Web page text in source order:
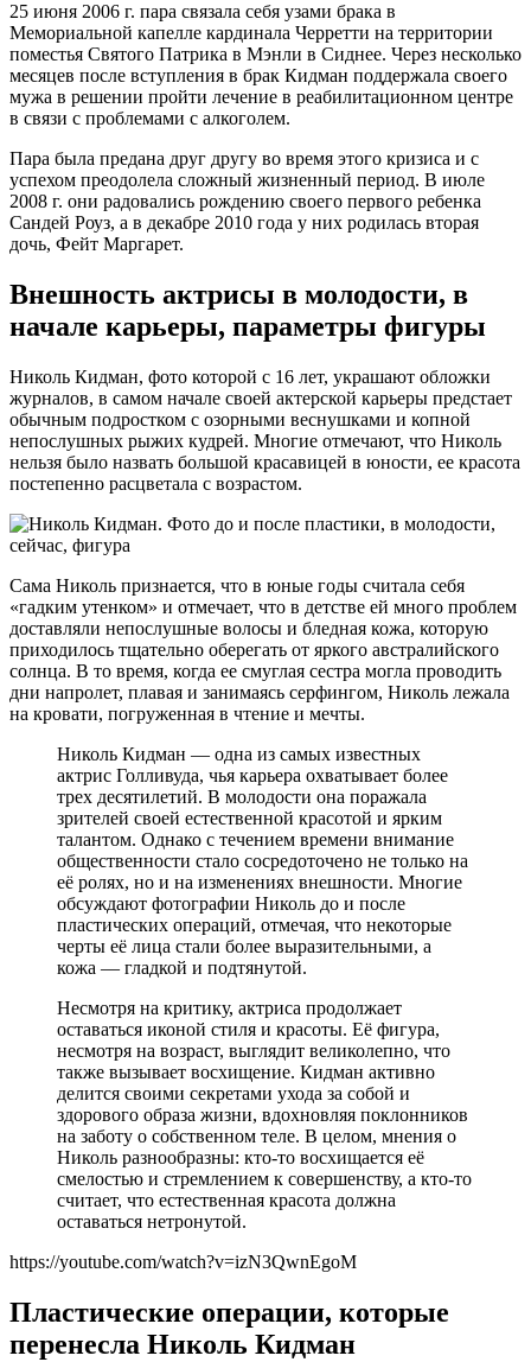
25 июня 2006 г. пара связала себя узами брака в
Мемориальной капелле кардинала Черретти на территории
поместья Святого Патрика в Мэнли в Сиднее. Через несколько
месяцев после вступления в брак Кидман поддержала своего
мужа в решении пройти лечение в реабилитационном центре
в связи с проблемами с алкоголем.
Пара была предана друг другу во время этого кризиса и с
успехом преодолела сложный жизненный период. В июле
2008 г. они радовались рождению своего первого ребенка
Сандей Роуз, а в декабре 2010 года у них родилась вторая
дочь, Фейт Маргарет.
Внешность актрисы в молодости, в
начале карьеры, параметры фигуры
Николь Кидман, фото которой с 16 лет, украшают обложки
журналов, в самом начале своей актерской карьеры предстает
обычным подростком с озорными веснушками и копной
непослушных рыжих кудрей. Многие отмечают, что Николь
нельзя было назвать большой красавицей в юности, ее красота
постепенно расцветала с возрастом.
Сама Николь признается, что в юные годы считала себя
«гадким утенком» и отмечает, что в детстве ей много проблем
доставляли непослушные волосы и бледная кожа, которую
приходилось тщательно оберегать от яркого австралийского
солнца. В то время, когда ее смуглая сестра могла проводить
дни напролет, плавая и занимаясь серфингом, Николь лежала
на кровати, погруженная в чтение и мечты.
Николь Кидман — одна из самых известных
актрис Голливуда, чья карьера охватывает более
трех десятилетий. В молодости она поражала
зрителей своей естественной красотой и ярким
талантом. Однако с течением времени внимание
общественности стало сосредоточено не только на
её ролях, но и на изменениях внешности. Многие
обсуждают фотографии Николь до и после
пластических операций, отмечая, что некоторые
черты её лица стали более выразительными, а
кожа — гладкой и подтянутой.
Несмотря на критику, актриса продолжает
оставаться иконой стиля и красоты. Её фигура,
несмотря на возраст, выглядит великолепно, что
также вызывает восхищение. Кидман активно
делится своими секретами ухода за собой и
здорового образа жизни, вдохновляя поклонников
на заботу о собственном теле. В целом, мнения о
Николь разнообразны: кто-то восхищается её
смелостью и стремлением к совершенству, а кто-то
считает, что естественная красота должна
оставаться нетронутой.
https://youtube.com/watch?v=izN3QwnEgoM
Пластические операции, которые
перенесла Николь Кидман